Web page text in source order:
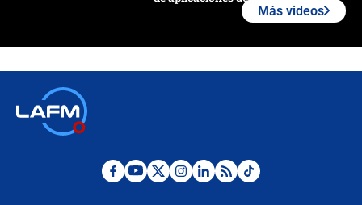
Posesión de Abelardo De La Espriella
Más videos